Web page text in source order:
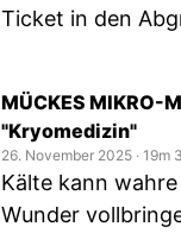
Ticket in den
MÜCKES MIKRO-
"Kryomedizin"
26. November 2025 ‧ 19m
Kälte kann
Wunder